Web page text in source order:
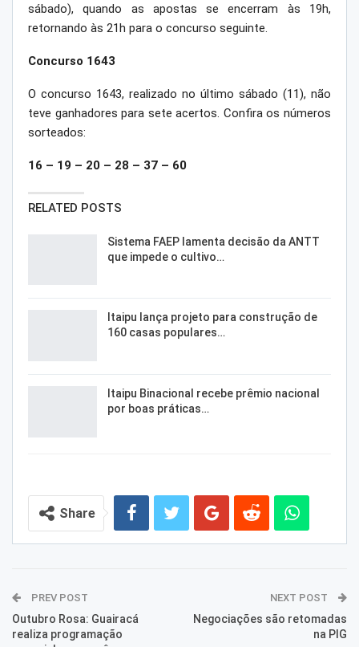
sábado), quando as apostas se encerram às 19h,
retornando às 21h para o concurso seguinte.
Concurso 1643
O concurso 1643, realizado no último sábado (11), não
teve ganhadores para sete acertos. Confira os números
sorteados:
16 – 19 – 20 – 28 – 37 – 60
RELATED POSTS
Sistema FAEP lamenta decisão da ANTT
que impede o cultivo…
Itaipu lança projeto para construção de
160 casas populares…
Itaipu Binacional recebe prêmio nacional
por boas práticas…
Share
PREV POST
Outubro Rosa: Guairacá
realiza programação
NEXT POST
Negociações são retomadas
na PIG